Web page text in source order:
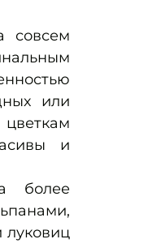
совсем
или
и
более
луковиц